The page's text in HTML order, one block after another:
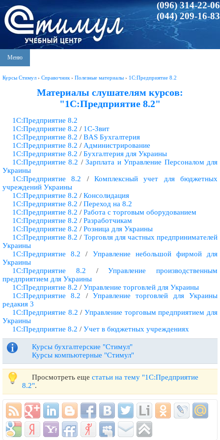
(096) 314-22-06
(044) 209-16-83
Меню
Курсы Стимул › Справочник › Полезные материалы › 1С:Предприятие 8.2
Материалы слушателям курсов:
"1С:Предприятие 8.2"
1С:Предприятие 8.2
1С:Предприятие 8.2 / 1С-Звит
1С:Предприятие 8.2 / BAS Бухгалтерия
1С:Предприятие 8.2 / Администрирование
1С:Предприятие 8.2 / Бухгалтерия для Украины
1С:Предприятие 8.2 /Зарплата и Управление Персоналом для
Украины
1С:Предприятие 8.2 /Комплексный учет для бюджетных
учреждений Украины
1С:Предприятие 8.2 / Консолидация
1С:Предприятие 8.2 / Переход на 8.2
1С:Предприятие 8.2 / Работа с торговым оборудованием
1С:Предприятие 8.2 / Разработчикам
1С:Предприятие 8.2 / Розница для Украины
1С:Предприятие 8.2 / Торговля для частных предпринимателей
Украины
1С:Предприятие 8.2 / Управление небольшой фирмой для
Украины
1С:Предприятие 8.2 /Управление производственным
предприятием для Украины
1С:Предприятие 8.2 / Управление торговлей для Украины
1С:Предприятие 8.2 /Управление торговлей для Украины
редакия 3
1С:Предприятие 8.2 /Управление торговым предприятием для
Украины
1С:Предприятие 8.2 / Учет в бюджетных учреждениях
Курсы бухгалтерские "Стимул"
Курсы компьютерные "Стимул"
Просмотреть еще статьи на тему "1С:Предприятие
8.2".